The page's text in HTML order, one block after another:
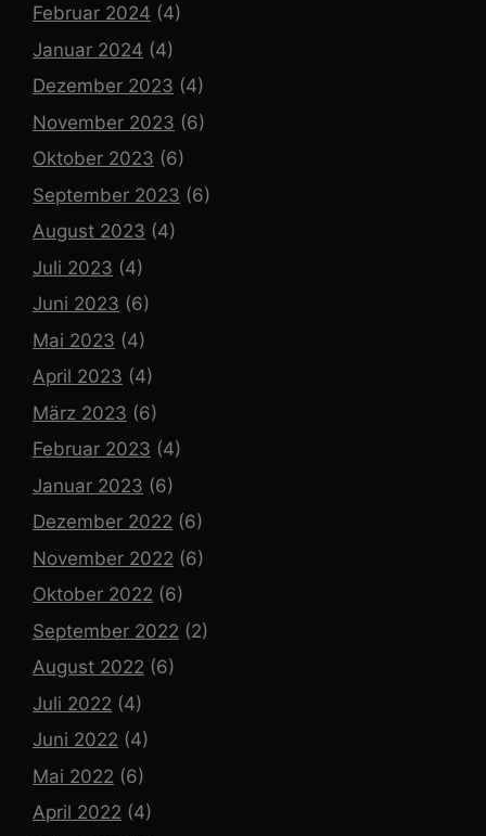
Februar 2024 (4)
Januar 2024 (4)
Dezember 2023 (4)
November 2023 (6)
Oktober 2023 (6)
September 2023 (6)
August 2023 (4)
Juli 2023 (4)
Juni 2023 (6)
Mai 2023 (4)
April 2023 (4)
März 2023 (6)
Februar 2023 (4)
Januar 2023 (6)
Dezember 2022 (6)
November 2022 (6)
Oktober 2022 (6)
September 2022 (2)
August 2022 (6)
Juli 2022 (4)
Juni 2022 (4)
Mai 2022 (6)
April 2022 (4)